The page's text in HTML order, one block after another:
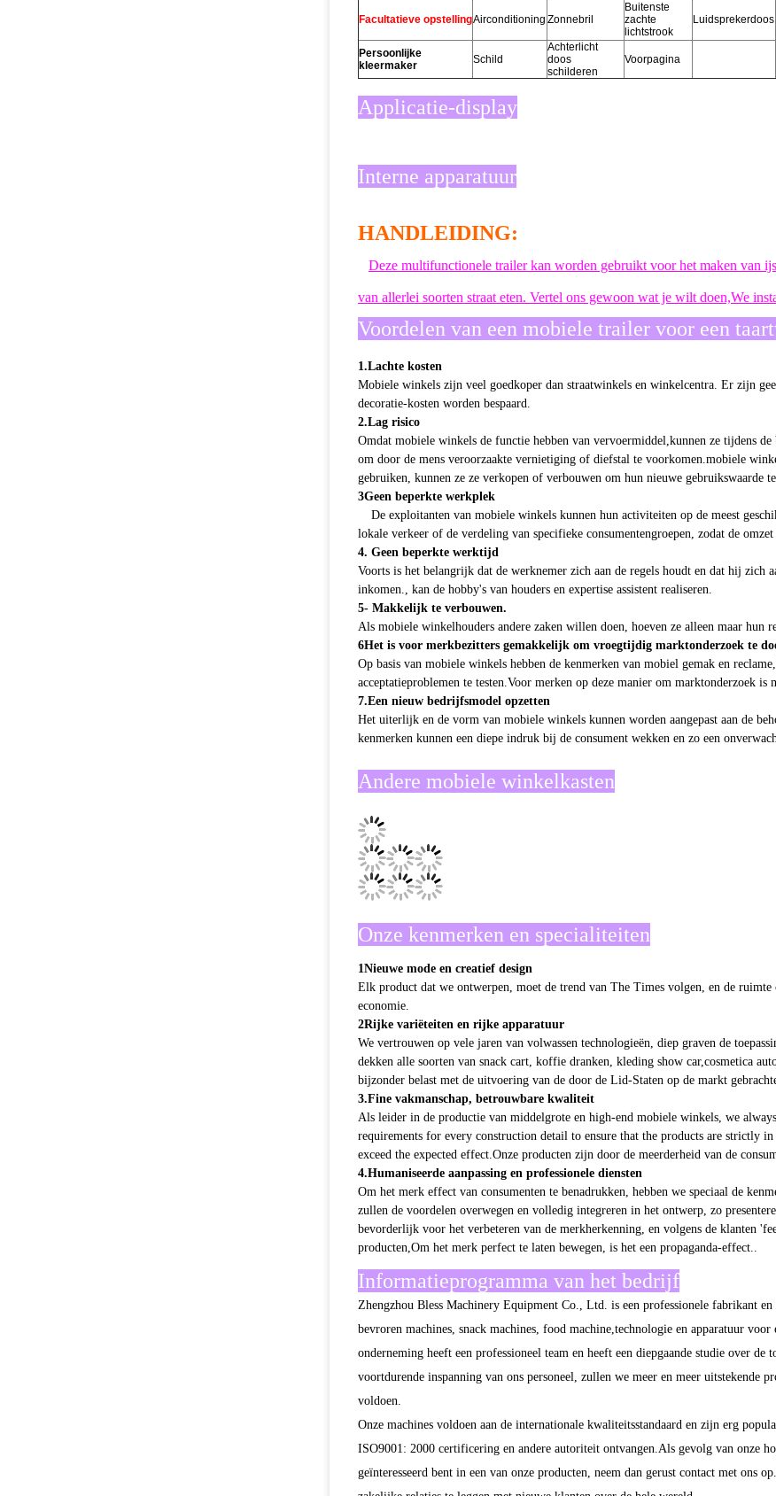
Facultatieve opstellingAirconditioning Zonnebril
Buitenste
zachte
lichtstrook
Luidsprekerdoos
Persoonlijke
kleermaker
Schild
Achterlicht
doos
schilderen
Voorpagina
Applicatie-display
Interne apparatuur
HANDLEIDING:
Deze multifunctionele trailer kan worden gebruikt voor het maken van
van allerlei soorten straat eten. Vertel ons gewoon wat je wilt doen,We
Voordelen van een mobiele trailer voor een
1.Lachte kosten
Mobiele winkels zijn veel goedkoper dan straatwinkels en winkelcentra. Er zijn
decoratie-kosten worden bespaard.
2.Lag risico
Omdat mobiele winkels de functie hebben van vervoermiddel,kunnen ze tijdens
om door de mens veroorzaakte vernietiging of diefstal te voorkomen.mobiele
gebruiken, kunnen ze ze verkopen of verbouwen om hun nieuwe gebruikswaarde
3Geen beperkte werkplek
De exploitanten van mobiele winkels kunnen hun activiteiten op de meest
lokale verkeer of de verdeling van specifieke consumentengroepen, zodat de
4. Geen beperkte werktijd
Voorts is het belangrijk dat de werknemer zich aan de regels houdt en dat hij zich
inkomen., kan de hobby's van houders en expertise assistent realiseren.
5- Makkelijk te verbouwen.
Als mobiele winkelhouders andere zaken willen doen, hoeven ze alleen maar hun
6Het is voor merkbezitters gemakkelijk om vroegtijdig marktonderzoek te
Op basis van mobiele winkels hebben de kenmerken van mobiel gemak en
acceptatieproblemen te testen.Voor merken op deze manier om marktonderzoek is
7.Een nieuw bedrijfsmodel opzetten
Het uiterlijk en de vorm van mobiele winkels kunnen worden aangepast aan de
kenmerken kunnen een diepe indruk bij de consument wekken en zo een
Andere mobiele winkelkasten
Onze kenmerken en specialiteiten
1Nieuwe mode en creatief design
Elk product dat we ontwerpen, moet de trend van The Times volgen, en de ruimte
economie.
2Rijke variëteiten en rijke apparatuur
We vertrouwen op vele jaren van volwassen technologieën, diep graven de
dekken alle soorten van snack cart, koffie dranken, kleding show car,cosmetica
bijzonder belast met de uitvoering van de door de Lid-Staten op de markt gebrachte
3.Fine vakmanschap, betrouwbare kwaliteit
Als leider in de productie van middelgrote en high-end mobiele winkels, we
requirements for every construction detail to ensure that the products are strictly in
exceed the expected effect.Onze producten zijn door de meerderheid van de
4.Humaniseerde aanpassing en professionele diensten
Om het merk effect van consumenten te benadrukken, hebben we speciaal de
zullen de voordelen overwegen en volledig integreren in het ontwerp, zo
bevorderlijk voor het verbeteren van de merkherkenning, en volgens de klanten
producten,Om het merk perfect te laten bewegen, is het een propaganda-effect..
Informatieprogramma van het bedrijf
bevroren machines, snack machines, food machine,technologie en apparatuur
onderneming heeft een professioneel team en heeft een diepgaande studie over
voortdurende inspanning van ons personeel, zullen we meer en meer uitstekende
voldoen.
Onze machines voldoen aan de internationale kwaliteitsstandaard en zijn erg
ISO9001: 2000 certificering en andere autoriteit ontvangen.Als gevolg van onze
geïnteresseerd bent in een van onze producten, neem dan gerust contact met ons
zakelijke relaties te leggen met nieuwe klanten over de hele wereld..